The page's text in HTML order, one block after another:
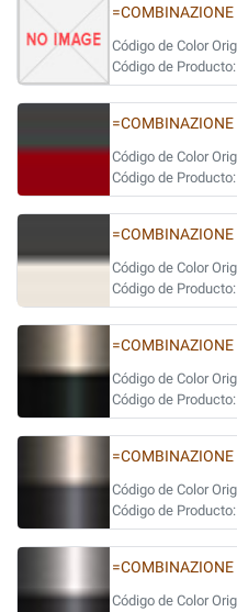
Código de Color
Código de Producto:
Código de Color
Código de Producto:
Código de Color
Código de Producto:
Código de Color
Código de Producto:
Código de Color
Código de Producto:
Código de Color